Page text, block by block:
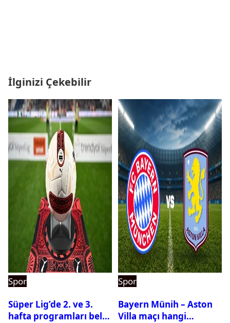
İlginizi Çekebilir
Spor
Süper Lig’de 2. ve 3.
hafta programları belli
Spor
Bayern Münih – Aston
Villa maçı hangi